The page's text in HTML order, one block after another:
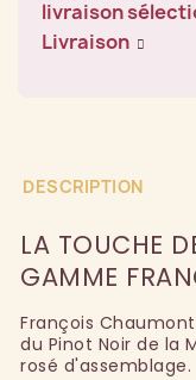
livraison
Livraison
DESCRIPTION
LA TOUCHE
GAMME
François
du Pinot Noir de la
rosé d'assemblage.